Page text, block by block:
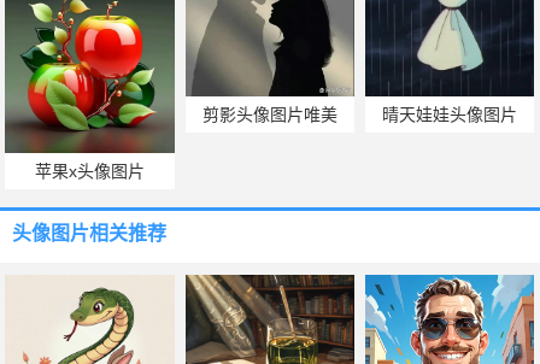
苹果x头像图片
剪影头像图片唯美 晴天娃娃头像图片
头像图片相关推荐